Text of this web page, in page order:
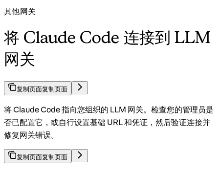
其他网关
将 Claude Code 连接到 LLM
网关
复制页面复制页面
将 Claude Code 指向您组织的 LLM 网关。检查您的管理员是
否已配置它，或自行设置基础 URL 和凭证，然后验证连接并
修复网关错误。
复制页面复制页面